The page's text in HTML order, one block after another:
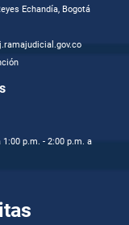
Echandía, Bogotá
p.m. - 2:00 p.m. a